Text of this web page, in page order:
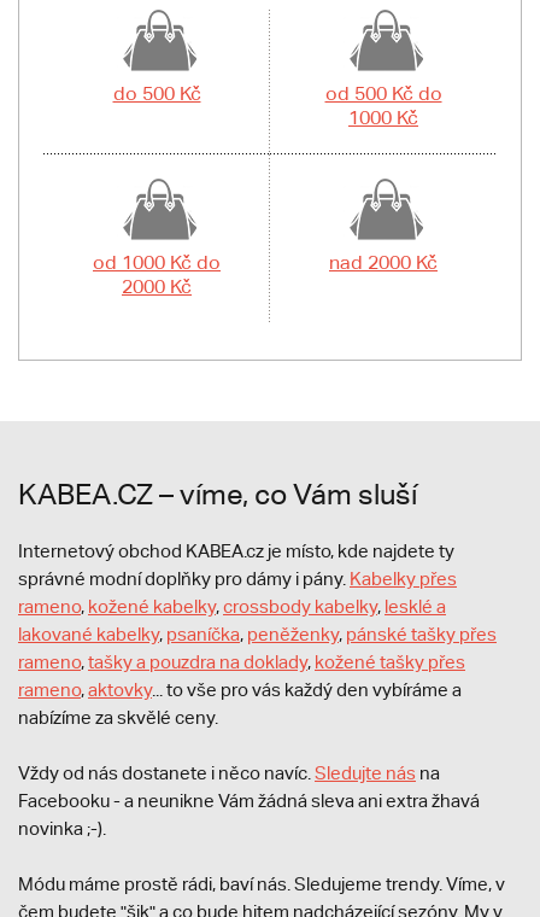
do 500 Kč
od 500 Kč do
1000 Kč
od 1000 Kč do
2000 Kč
nad 2000 Kč
KABEA.CZ – víme, co Vám sluší
Internetový obchod KABEA.cz je místo, kde najdete ty
správné modní doplňky pro dámy i pány. Kabelky přes
rameno, kožené kabelky,crossbody kabelky, lesklé a
lakované kabelky, psaníčka, peněženky, pánské tašky přes
rameno,tašky a pouzdra na doklady, kožené tašky přes
rameno,aktovky... to vše pro vás každý den vybíráme a
nabízíme za skvělé ceny.
Vždy od nás dostanete i něco navíc. Sledujte nás na
Facebooku - a neunikne Vám žádná sleva ani extra žhavá
novinka ;-).
Módu máme prostě rádi, baví nás. Sledujeme trendy. Víme, v
čem budete "šik" a co bude hitem nadcházející sezóny. My v